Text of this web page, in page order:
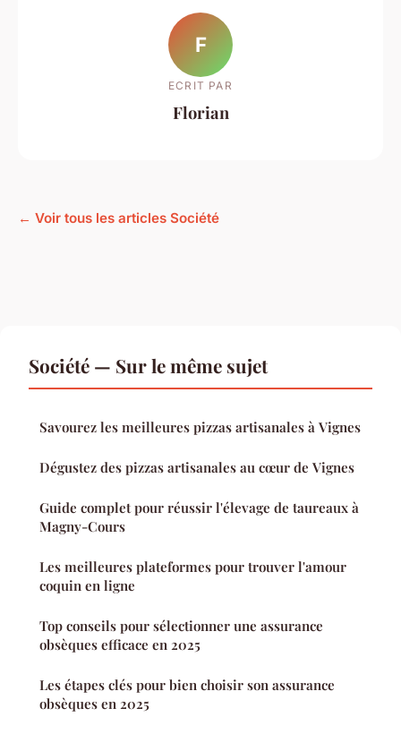
F
ECRIT PAR
Florian
← Voir tous les articles Société
Société — Sur le même sujet
Savourez les meilleures pizzas artisanales à Vignes
Dégustez des pizzas artisanales au cœur de Vignes
Guide complet pour réussir l'élevage de taureaux à
Magny-Cours
Les meilleures plateformes pour trouver l'amour
coquin en ligne
Top conseils pour sélectionner une assurance
obsèques efficace en 2025
Les étapes clés pour bien choisir son assurance
obsèques en 2025